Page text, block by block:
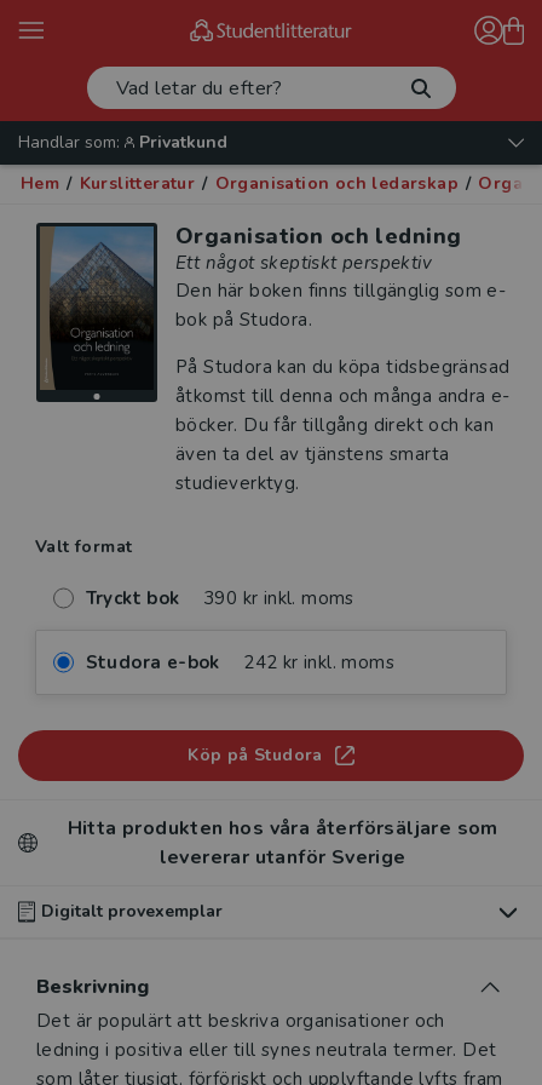
Handlar som:
Privatkund
Hem / Kurslitteratur / Organisation och ledarskap /
Organisation och ledning
Ett något skeptiskt perspektiv
Den här boken finns tillgänglig som e-
bok på Studora.
På Studora kan du köpa tidsbegränsad
åtkomst till denna och många andra e-
böcker. Du får tillgång direkt och kan
även ta del av tjänstens smarta
studieverktyg.
Valt format
Tryckt bok 390 kr inkl. moms
Studora e-bok 242 kr inkl. moms
Köp på Studora
Hitta produkten hos våra återförsäljare som
levererar utanför Sverige
Digitalt provexemplar
digitalt provexemplar av den här produkten
Våra digitala provexemplar tillhandahålls via Studora.se
och ger dig tillgång till boken under 180 dagar. Observera
Beskrivning
Beskrivning
Det är populärt att beskriva organisationer och
ledning i positiva eller till synes neutrala termer. Det
som låter tjusigt, förföriskt och upplyftande lyfts fram